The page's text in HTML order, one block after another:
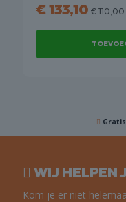
€133,10 € 110,00
WIJ HELPEN
Kom je er niet